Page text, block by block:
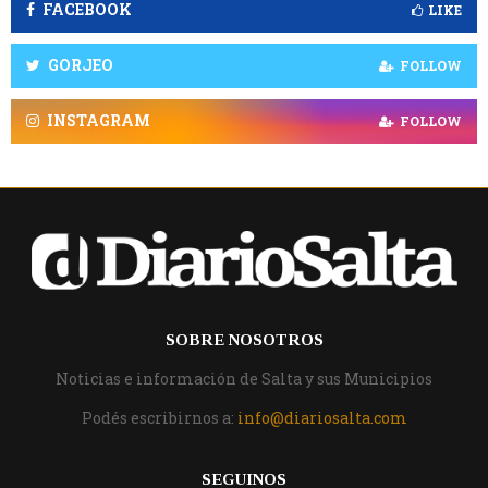
FACEBOOK LIKE
GORJEO FOLLOW
INSTAGRAM FOLLOW
SOBRE NOSOTROS
Noticias e información de Salta y sus Municipios
Podés escribirnos a: info@diariosalta.com
SEGUINOS